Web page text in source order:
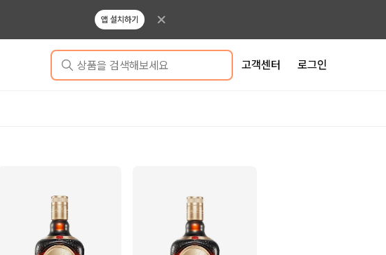
앱 설치하기
상품을 검색해보세요 고객센터 로그인